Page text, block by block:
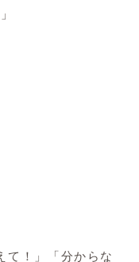
て！」「分からな